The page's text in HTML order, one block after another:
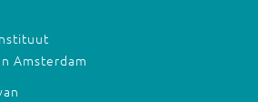
Amsterdam